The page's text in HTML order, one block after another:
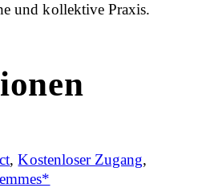
und kollektive Praxis.
,Kostenloser Zugang,